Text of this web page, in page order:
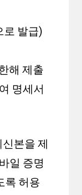
로 발급)
해 제출
명세서
본을 제
일 증명
록 허용